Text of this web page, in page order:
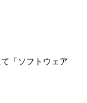
「ソフトウェア